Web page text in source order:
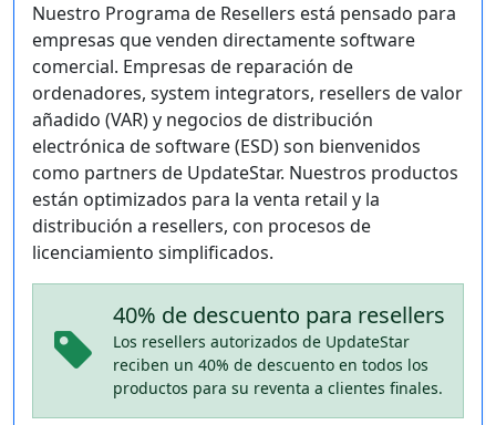
Nuestro Programa de Resellers está pensado para
empresas que venden directamente software
comercial. Empresas de reparación de
ordenadores, system integrators, resellers de valor
añadido (VAR) y negocios de distribución
electrónica de software (ESD) son bienvenidos
como partners de UpdateStar. Nuestros productos
están optimizados para la venta retail y la
distribución a resellers, con procesos de
licenciamiento simplificados.
40% de descuento para resellers
Los resellers autorizados de UpdateStar
reciben un 40% de descuento en todos los
productos para su reventa a clientes finales.